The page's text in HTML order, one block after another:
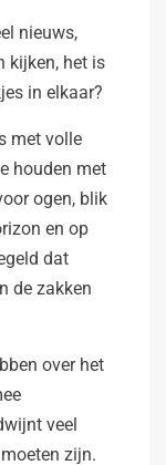
nieuws,
kijken, het is
in elkaar?
met volle
houden met
ogen, blik
en op
dat
de zakken
over het
veel
zijn.